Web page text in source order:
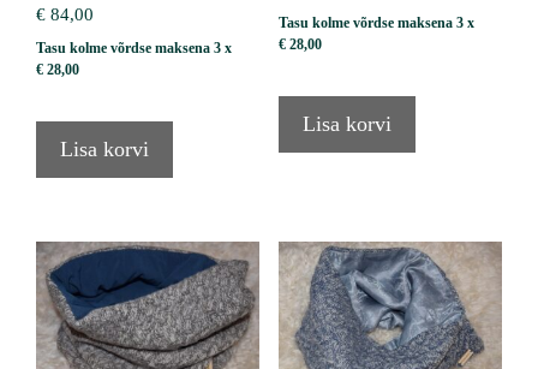
€ 84,00
Tasu kolme võrdse maksena 3 x
€ 28,00
Lisa korvi
Tasu kolme võrdse maksena 3 x
€28,00
Lisa korvi